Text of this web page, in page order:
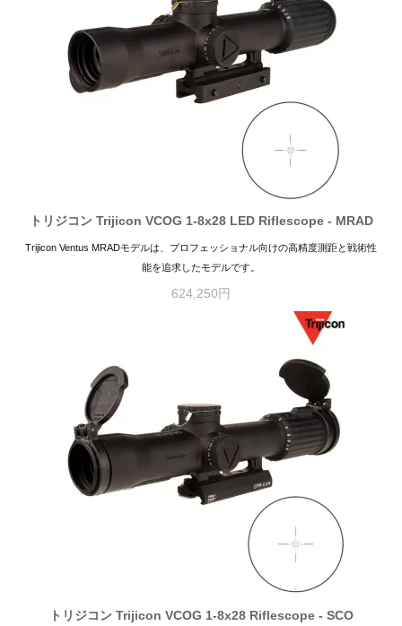
トリジコン Trijicon VCOG 1-8x28 LED Riflescope - MRAD
Trijicon Ventus MRADモデルは、プロフェッショナル向けの高精度測距と戦術性
能を追求したモデルです。
624,250円
トリジコン Trijicon VCOG 1-8x28 Riflescope - SCO